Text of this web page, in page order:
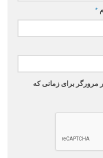
*
مرورگر برای زمانی که